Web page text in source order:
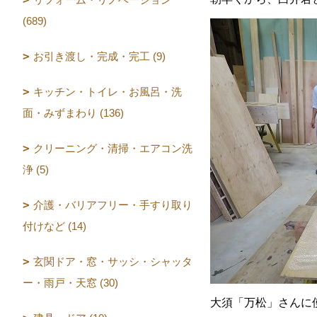
大須「万松」さんに
(689)
お引き渡し・完成・完工 (9)
キッチン・トイレ・お風呂・洗
面・みずまわり (136)
クリーニング・清掃・エアコン洗
浄 (5)
介護・バリアフリー・手すり取り
付けなど (14)
玄関ドア・窓・サッシ・シャッタ
ー・雨戸・天窓 (30)